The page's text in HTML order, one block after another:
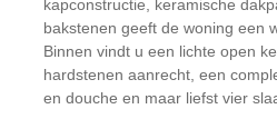
kapconstructie, keramische
bakstenen geeft de woning een
Binnen vindt u een lichte open
hardstenen aanrecht, een
en douche en maar liefst vier